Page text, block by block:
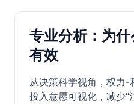
专业分析：为
有效
从决策科学视角，权力-
投入意愿可视化，减少“